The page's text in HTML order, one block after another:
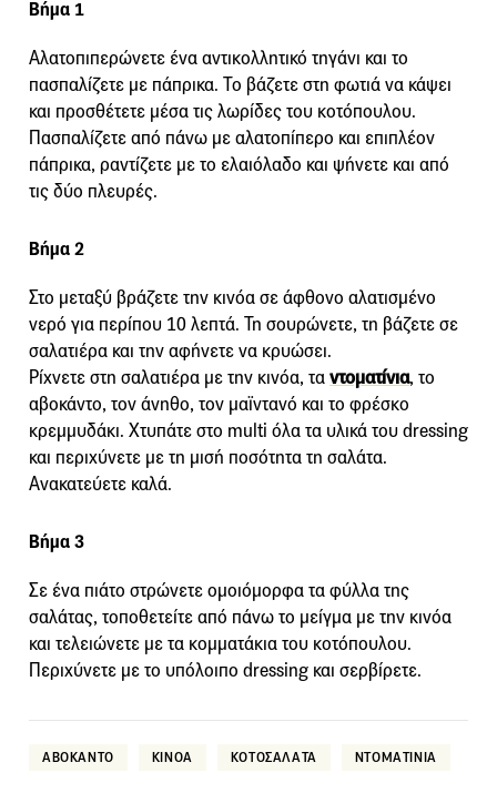
Βήμα 1
Αλατοπιπερώνετε ένα αντικολλητικό τηγάνι και το
πασπαλίζετε με πάπρικα. Το βάζετε στη φωτιά να κάψει
και προσθέτετε μέσα τις λωρίδες του κοτόπουλου.
Πασπαλίζετε από πάνω με αλατοπίπερο και επιπλέον
πάπρικα, ραντίζετε με το ελαιόλαδο και ψήνετε και από
τις δύο πλευρές.
Βήμα 2
Στο μεταξύ βράζετε την κινόα σε άφθονο αλατισμένο
νερό για περίπου 10 λεπτά. Τη σουρώνετε, τη βάζετε σε
σαλατιέρα και την αφήνετε να κρυώσει.
Ρίχνετε στη σαλατιέρα με την κινόα, ταντοματίνια, το
αβοκάντο, τον άνηθο, τον μαϊντανό και το φρέσκο
κρεμμυδάκι. Χτυπάτε στο multi όλα τα υλικά του dressing
και περιχύνετε με τη μισή ποσότητα τη σαλάτα.
Ανακατεύετε καλά.
Βήμα 3
Σε ένα πιάτο στρώνετε ομοιόμορφα τα φύλλα της
σαλάτας, τοποθετείτε από πάνω το μείγμα με την κινόα
και τελειώνετε με τα κομματάκια του κοτόπουλου.
Περιχύνετε με το υπόλοιπο dressing και σερβίρετε.
ΑΒΟΚΑΝΤΟ ΚΙΝΟΑ ΚΟΤΟΣΑΛΑΤΑ ΝΤΟΜΑΤΙΝΙΑ